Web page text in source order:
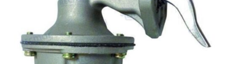
LISTE
D’ENVIES